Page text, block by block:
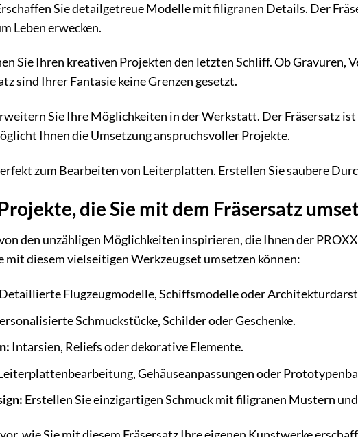
Sie detailgetreue Modelle mit filigranen Details. Der
Leben erwecken.
Sie Ihren kreativen Projekten den letzten Schliff. Ob Gravuren,
sind Ihrer Fantasie keine Grenzen gesetzt.
Sie Ihre Möglichkeiten in der Werkstatt. Der Fräsersatz
Ihnen die Umsetzung anspruchsvoller Projekte.
zum Bearbeiten von Leiterplatten. Erstellen Sie saubere
die Sie mit dem Fräsersatz
von den unzähligen Möglichkeiten inspirieren, die Ihnen der
mit diesem vielseitigen Werkzeugset umsetzen können:
Detaillierte Flugzeugmodelle, Schiffsmodelle oder
Schmuckstücke, Schilder oder Geschenke.
Intarsien, Reliefs oder dekorative Elemente.
Gehäuseanpassungen oder
Erstellen Sie einzigartigen Schmuck mit filigranen Mustern